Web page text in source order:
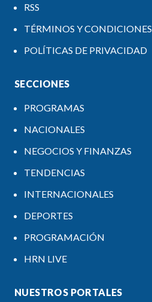
RSS
TÉRMINOS Y CONDICIONES
POLÍTICAS DE PRIVACIDAD
SECCIONES
PROGRAMAS
NACIONALES
NEGOCIOS Y FINANZAS
TENDENCIAS
INTERNACIONALES
DEPORTES
PROGRAMACIÓN
HRN LIVE
NUESTROS PORTALES